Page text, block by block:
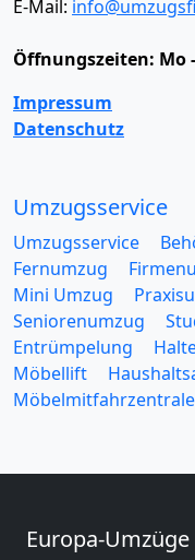
E-Mail:
Öffnungszeiten: Mo
Impressum
Datenschutz
Umzugsservice
Umzugsservice
Fernumzug
Mini Umzug
Seniorenumzug
Entrümpelung
Möbellift
Möbelmitfahrzentrale
Europa-Umzüge